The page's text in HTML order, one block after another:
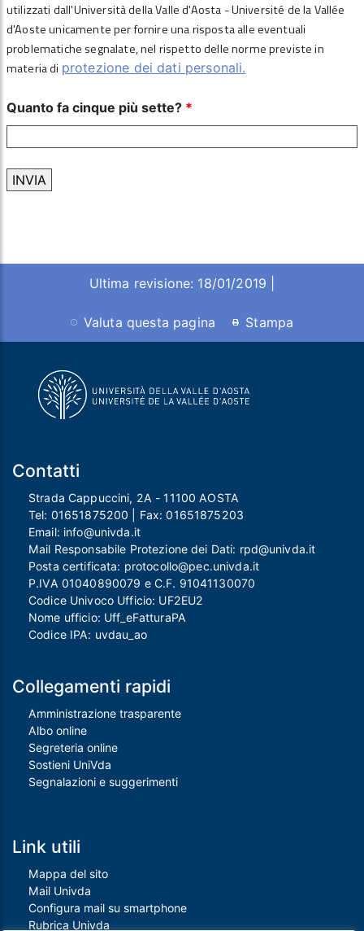
utilizzati dall'Università della Valle d'Aosta - Université de la Vallée
d'Aoste unicamente per fornire una risposta alle eventuali
problematiche segnalate, nel rispetto delle norme previste in
materia di protezione dei dati personali.
Quanto fa cinque più sette? *
Ultima revisione: 18/01/2019 |
Valuta questa pagina Stampa
Contatti
Strada Cappuccini, 2A - 11100 AOSTA
Tel: 01651875200 | Fax:01651875203
Email: info@univda.it
Mail Responsabile Protezione dei Dati: rpd@univda.it
Posta certificata: protocollo@pec.univda.it
P.IVA 01040890079 e C.F. 91041130070
Codice Univoco Ufficio: UF2EU2
Nome ufficio: Uff_eFatturaPA
Codice IPA: uvdau_ao
Collegamenti rapidi
Amministrazione trasparente
Albo online
Segreteria online
Sostieni UniVda
Segnalazioni e suggerimenti
Link utili
Mappa del sito
Mail Univda
Configura mail su smartphone
Rubrica Univda